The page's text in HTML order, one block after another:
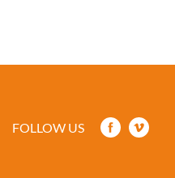
FOLLOW US